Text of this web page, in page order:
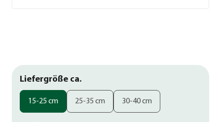
Liefergröße ca.
15-25 cm 25-35 cm 30-40 cm